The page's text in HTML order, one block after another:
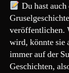
Du hast
veröffentlichen.
wird, könnte sie
immer auf der
Geschichten,